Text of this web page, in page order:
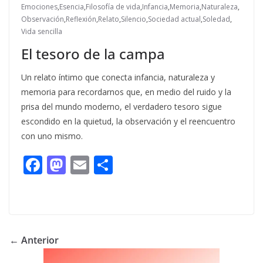
Emociones,Esencia,Filosofía de vida,Infancia,Memoria,Naturaleza,
Observación,Reflexión,Relato,Silencio,Sociedad actual,Soledad,
Vida sencilla
El tesoro de la campa
Un relato íntimo que conecta infancia, naturaleza y
memoria para recordarnos que, en medio del ruido y la
prisa del mundo moderno, el verdadero tesoro sigue
escondido en la quietud, la observación y el reencuentro
con uno mismo.
F
o
M E
← Anterior